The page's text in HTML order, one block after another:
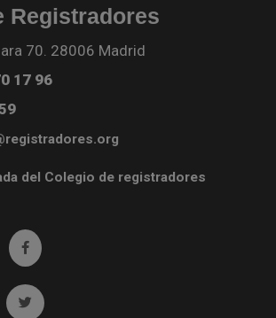
Registradores
70. 28006 Madrid
17 96
del Colegio de registradores
Ir a facebook (abre en ventana nueva)
Ir a twitter (abre en ventana nueva)